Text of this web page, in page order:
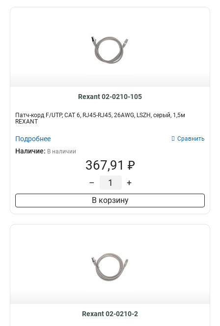
Rexant 02-0210-105
Патч-корд F/UTP, CAT 6, RJ45-RJ45, 26AWG, LSZH, серый, 1,5м
REXANT
Подробнее Сравнить
Наличие: В наличии
367,91 ₽
– +
В корзину
Rexant 02-0210-2